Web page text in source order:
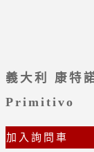
義大利 康特
Primitivo
加入詢問車